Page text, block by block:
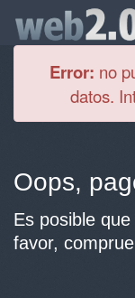
Error: no
datos.
Oops,
Es posible
favor,